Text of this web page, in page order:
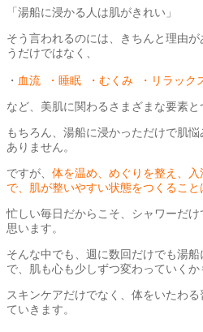
「湯船に浸かる人は肌がきれい」
そう言われるのには、きちんと理由
うだけではなく、
・ 血流 ・睡眠 ・むくみ ・リラック
など、美肌に関わるさまざまな要素と
もちろん、湯船に浸かっただけで肌
ありません。
ですが、 体を温め、めぐりを整え、
で、肌が整いやすい状態をつくること
忙しい毎日だからこそ、シャワーだ
思います。
そんな中でも、週に数回だけでも湯
で、肌も心も少しずつ変わっていくか
スキンケアだけでなく、体をいたわ
ていきます。